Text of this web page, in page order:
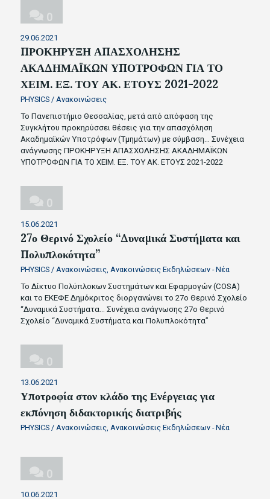
0
29.06.2021
ΠΡΟΚΗΡΥΞΗ ΑΠΑΣΧΟΛΗΣΗΣ
ΑΚΑΔΗΜΑΪΚΩΝ ΥΠΟΤΡΟΦΩΝ ΓΙΑ ΤΟ
ΧΕΙΜ. ΕΞ. ΤΟΥ ΑΚ. ΕΤΟΥΣ 2021-2022
PHYSICS / Ανακοινώσεις
Το Πανεπιστήμιο Θεσσαλίας, μετά από απόφαση της
Συγκλήτου προκηρύσσει θέσεις για την απασχόληση
Ακαδημαϊκών Υποτρόφων (Τμημάτων) με σύμβαση… Συνέχεια
ανάγνωσης ΠΡΟΚΗΡΥΞΗ ΑΠΑΣΧΟΛΗΣΗΣ ΑΚΑΔΗΜΑΪΚΩΝ
ΥΠΟΤΡΟΦΩΝ ΓΙΑ ΤΟ ΧΕΙΜ. ΕΞ. ΤΟΥ ΑΚ. ΕΤΟΥΣ 2021-2022
0
15.06.2021
27ο Θερινό Σχολείο “Δυναμικά Συστήματα και
Πολυπλοκότητα”
PHYSICS / Ανακοινώσεις Ανακοινώσεις Εκδηλώσεων - Νέα
Το Δίκτυο Πολύπλοκων Συστημάτων και Εφαρμογών (COSA)
και το ΕΚΕΦΕ Δημόκριτος διοργανώνει το 27ο Θερινό Σχολείο
“Δυναμικά Συστήματα… Συνέχεια ανάγνωσης 27ο Θερινό
Σχολείο “Δυναμικά Συστήματα και Πολυπλοκότητα”
0
13.06.2021
Υποτροφία στον κλάδο της Ενέργειας για
εκπόνηση διδακτορικής διατριβής
PHYSICS / Ανακοινώσεις, Ανακοινώσεις Εκδηλώσεων - Νέα
0
10.06.2021